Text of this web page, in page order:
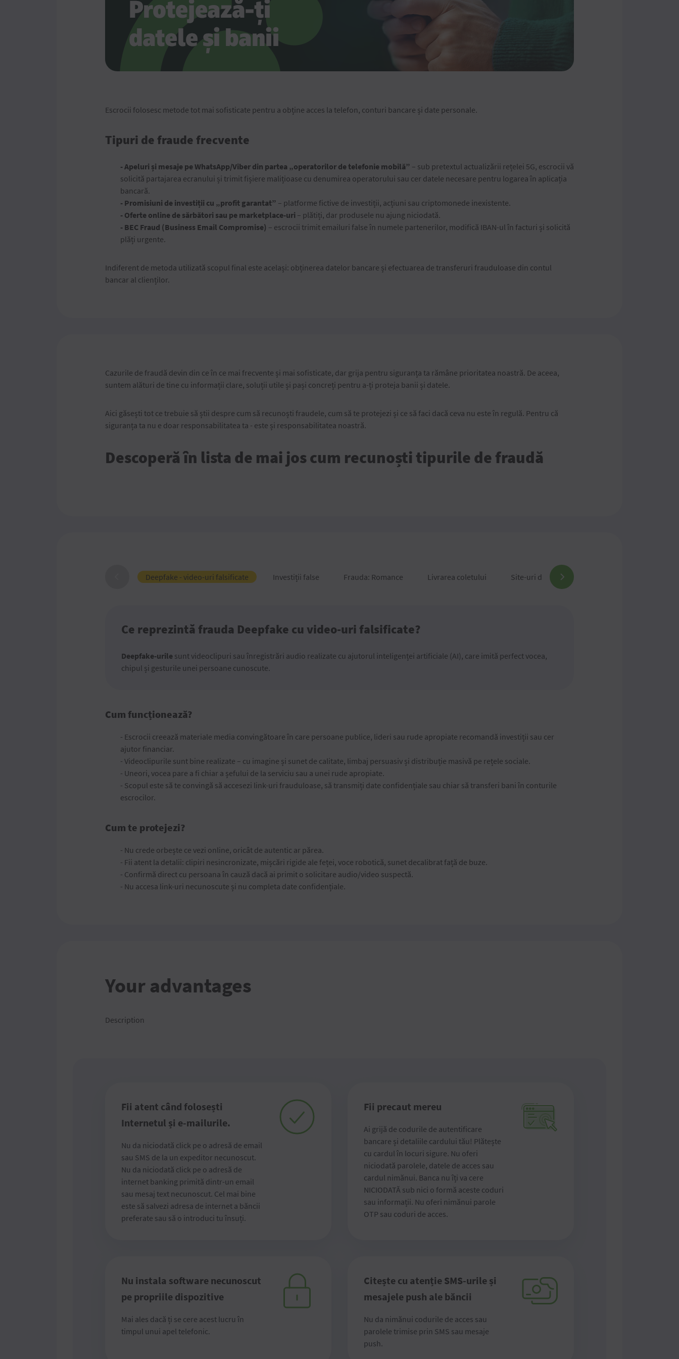
Escrocii folosesc metode tot mai sofisticate pentru a obține acces la telefon, conturi bancare și date personale.
Tipuri de fraude frecvente
- Apeluri și mesaje pe WhatsApp/Viber din partea „operatorilor de telefonie mobilă” – sub pretextul actualizării rețelei 5G, escrocii vă
solicită partajarea ecranului și trimit fișiere malițioase cu denumirea operatorului sau cer datele necesare pentru logarea în aplicația
bancară.
- Promisiuni de investiții cu „profit garantat” – platforme fictive de investiții, acțiuni sau criptomonede inexistente.
- Oferte online de sărbători sau pe marketplace-uri – plătiți, dar produsele nu ajung niciodată.
- BEC Fraud (Business Email Compromise) – escrocii trimit emailuri false în numele partenerilor, modifică IBAN-ul în facturi și solicită
plăți urgente.
Indiferent de metoda utilizată scopul final este același: obținerea datelor bancare și efectuarea de transferuri frauduloase din contul
bancar al clienților.
Cazurile de fraudă devin din ce în ce mai frecvente și mai sofisticate, dar grija pentru siguranța ta rămâne prioritatea noastră. De aceea,
suntem alături de tine cu informații clare, soluții utile și pași concreți pentru a-ți proteja banii și datele.
Aici găsești tot ce trebuie să știi despre cum să recunoști fraudele, cum să te protejezi și ce să faci dacă ceva nu este în regulă. Pentru că
siguranța ta nu e doar responsabilitatea ta - este și responsabilitatea noastră.
Descoperă în lista de mai jos cum recunoști tipurile de fraudă
Deepfake - video-uri falsificate Investiții false Frauda: Romance Livrarea coletului Site-uri de comercializare a bunurilor
Ce reprezintă frauda Deepfake cu video-uri falsificate?
Deepfake-urile sunt videoclipuri sau înregistrări audio realizate cu ajutorul inteligenței artificiale (AI), care imită perfect vocea,
chipul și gesturile unei persoane cunoscute.
Cum funcționează?
- Escrocii creează materiale media convingătoare în care persoane publice, lideri sau rude apropiate recomandă investiții sau cer
ajutor financiar.
- Videoclipurile sunt bine realizate – cu imagine și sunet de calitate, limbaj persuasiv și distribuție masivă pe rețele sociale.
- Uneori, vocea pare a fi chiar a șefului de la serviciu sau a unei rude apropiate.
- Scopul este să te convingă să accesezi link-uri frauduloase, să transmiți date confidențiale sau chiar să transferi bani în conturile
escrocilor.
Cum te protejezi?
- Nu crede orbește ce vezi online, oricât de autentic ar părea.
- Fii atent la detalii: clipiri nesincronizate, mișcări rigide ale feței, voce robotică, sunet decalibrat față de buze.
- Confirmă direct cu persoana în cauză dacă ai primit o solicitare audio/video suspectă.
- Nu accesa link-uri necunoscute și nu completa date confidențiale.
Your advantages
Description
Fii atent când folosești
Internetul și e-mailurile.
Nu da niciodată click pe o adresă de email
sau SMS de la un expeditor necunoscut.
Nu da niciodată click pe o adresă de
internet banking primită dintr-un email
sau mesaj text necunoscut. Cel mai bine
este să salvezi adresa de internet a băncii
preferate sau să o introduci tu însuți.
Fii precaut mereu
Ai grijă de codurile de autentificare
bancare și detaliile cardului tău! Plătește
cu cardul în locuri sigure. Nu oferi
niciodată parolele, datele de acces sau
cardul nimănui. Banca nu îți va cere
NICIODATĂ sub nici o formă aceste coduri
sau informații. Nu oferi nimănui parole
OTP sau coduri de acces.
Nu instala software necunoscut
pe propriile dispozitive
Mai ales dacă ți se cere acest lucru în
timpul unui apel telefonic.
Citește cu atenție SMS-urile și
mesajele push ale băncii
Nu da nimănui codurile de acces sau
parolele trimise prin SMS sau mesaje
push.